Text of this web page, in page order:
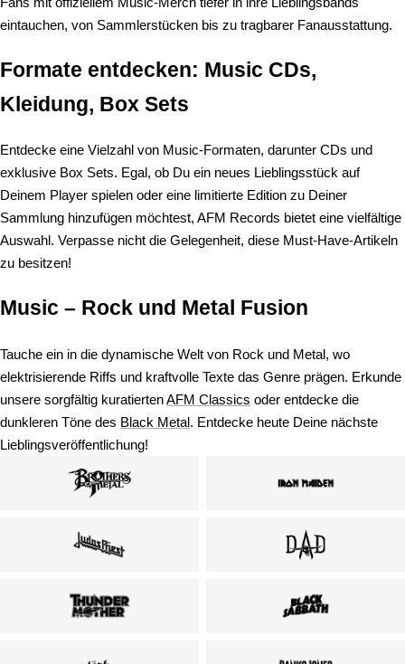
eintauchen, von Sammlerstücken bis zu tragbarer Fanausstattung.
Formate entdecken: Music CDs,
Kleidung, Box Sets
Entdecke eine Vielzahl von Music-Formaten, darunter CDs und
exklusive Box Sets. Egal, ob Du ein neues Lieblingsstück auf
Deinem Player spielen oder eine limitierte Edition zu Deiner
Sammlung hinzufügen möchtest, AFM Records bietet eine vielfältige
Auswahl. Verpasse nicht die Gelegenheit, diese Must-Have-Artikeln
zu besitzen!
Music – Rock und Metal Fusion
Tauche ein in die dynamische Welt von Rock und Metal, wo
elektrisierende Riffs und kraftvolle Texte das Genre prägen. Erkunde
unsere sorgfältig kuratiertenAFM Classics oder entdecke die
dunkleren Töne des Black Metal. Entdecke heute Deine nächste
Lieblingsveröffentlichung!